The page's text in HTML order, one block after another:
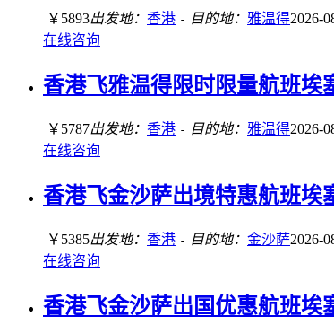
￥5893出发地： 香港 - 目的地： 雅温得2026-
在线咨询
香港飞雅温得限时限量航班埃
￥5787出发地： 香港 - 目的地： 雅温得2026-
在线咨询
香港飞金沙萨出境特惠航班埃
￥5385出发地： 香港 - 目的地： 金沙萨2026-
在线咨询
香港飞金沙萨出国优惠航班埃